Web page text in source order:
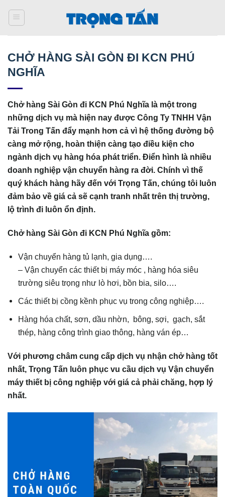
qua
CHỞ HÀNG SÀI GÒN ĐI KCN PHÚ
NGHĨA
Chở hàng Sài Gòn đi KCN Phú Nghĩa là một trong
những dịch vụ mà hiện nay được Công Ty TNHH Vận
Tải Trong Tấn đẩy mạnh hơn cả vì hệ thống đường bộ
càng mở rộng, hoàn thiện càng tạo điều kiện cho
ngành dịch vụ hàng hóa phát triển. Điển hình là nhiều
doanh nghiệp vận chuyển hàng ra đời. Chính vì thế
quý khách hàng hãy đến với Trọng Tấn, chúng tôi luôn
đảm bảo về giá cả sẽ cạnh tranh nhất trên thị trường,
lộ trình đi luôn ổn định.
Chở hàng Sài Gòn đi KCN Phú Nghĩa gồm:
Vận chuyển hàng tủ lạnh, gia dụng….
– Vận chuyển các thiết bị máy móc , hàng hóa siêu
trường siêu trọng như lò hơi, bồn bia, silo….
Các thiết bị cồng kềnh phục vụ trong công nghiệp….
Hàng hóa chất, sơn, dầu nhờn, bông, sợi, gạch, sắt
thép, hàng công trình giao thông, hàng ván ép…
Với phương châm cung cấp dịch vụ nhận chở hàng tốt
nhất, Trọng Tấn luôn phục vu cầu dịch vụ Vận chuyển
máy thiết bị công nghiệp với giá cả phải chăng, hợp lý
nhất.